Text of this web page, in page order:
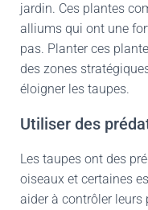
jardin. Ces plantes
alliums qui ont une
pas. Planter ces
des zones
éloigner les taupes.
Utiliser des
Les taupes ont des
oiseaux et certaines
aider à contrôler leurs